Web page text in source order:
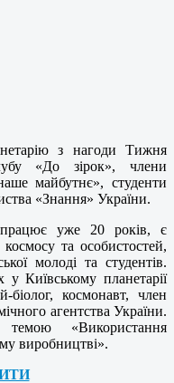
з нагоди Тижня
«До зірок», члени
майбутнє», студенти
«Знання» України.
уже 20 років, є
та особистостей,
молоді та студентів.
Київському планетарії
біолог, космонавт, член
агентства України.
«Використання
виробництві».